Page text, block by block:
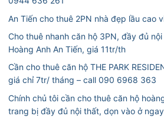
An Tiến cho thuê 2PN nhà đẹp lầu cao
Cho thuê nhanh căn hộ 3PN, đầy đủ
Hoàng Anh An Tiến, giá 11tr/th
Cần cho thuê căn hộ THE PARK
giá chỉ 7tr/ tháng – call 090 6968 363
Chính chủ tôi cần cho thuê căn hộ
trang bị đầy đủ nội thất, dọn vào ở ngay